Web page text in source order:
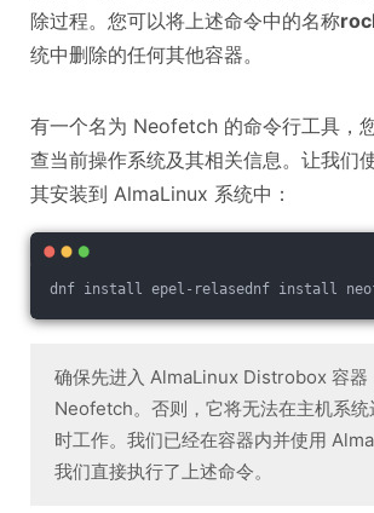
除过程。您可以将上述命令中的名称
统中删除的任何其他容器。
有一个名为 Neofetch 的命令行工具，
查当前操作系统及其相关信息。让我们
其安装到 AlmaLinux 系统中：
dnf install epel-relasednf install
确保先进入 AlmaLinux Distrobox 容器
Neofetch。否则，它将无法在主机系
时工作。我们已经在容器内并使用
我们直接执行了上述命令。